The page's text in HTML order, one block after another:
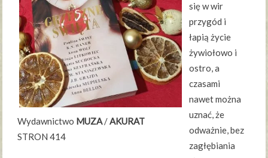
Wydawnictwo MUZA/AKURAT
STRON 414
się w wir
przygód i
łapią życie
żywiołowo i
ostro, a
czasami
nawet można
uznać, że
odważnie, bez
zagłębiania